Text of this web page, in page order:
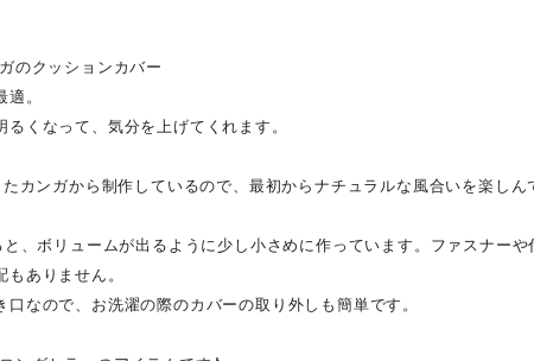
のクッションカバー
。
くなって、気分を上げてくれます。
カンガから制作しているので、最初からナチュラルな風合いを楽しん
、ボリュームが出るように少し小さめに作っています。ファスナー
ありません。
なので、お洗濯の際のカバーの取り外しも簡単です。